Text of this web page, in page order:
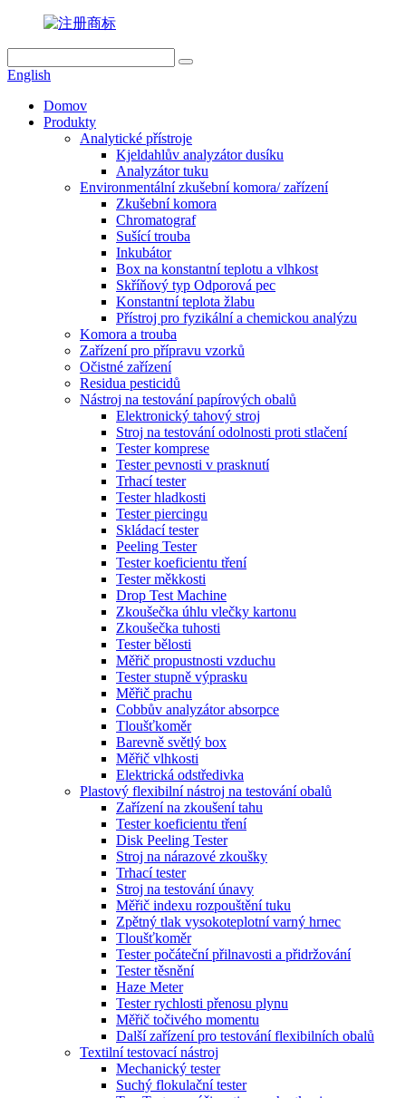
English
Domov
Produkty
Analytické přístroje
Kjeldahlův analyzátor dusíku
Analyzátor tuku
Environmentální zkušební komora/ zařízení
Zkušební komora
Chromatograf
Sušící trouba
Inkubátor
Box na konstantní teplotu a vlhkost
Skříňový typ Odporová pec
Konstantní teplota žlabu
Přístroj pro fyzikální a chemickou analýzu
Komora a trouba
Zařízení pro přípravu vzorků
Očistné zařízení
Residua pesticidů
Nástroj na testování papírových obalů
Elektronický tahový stroj
Stroj na testování odolnosti proti stlačení
Tester komprese
Tester pevnosti v prasknutí
Trhací tester
Tester hladkosti
Tester piercingu
Skládací tester
Peeling Tester
Tester koeficientu tření
Tester měkkosti
Drop Test Machine
Zkoušečka úhlu vlečky kartonu
Zkoušečka tuhosti
Tester bělosti
Měřič propustnosti vzduchu
Tester stupně výprasku
Měřič prachu
Cobbův analyzátor absorpce
Tloušťkoměr
Barevně světlý box
Měřič vlhkosti
Elektrická odstředivka
Plastový flexibilní nástroj na testování obalů
Zařízení na zkoušení tahu
Tester koeficientu tření
Disk Peeling Tester
Stroj na nárazové zkoušky
Trhací tester
Stroj na testování únavy
Měřič indexu rozpouštění tuku
Zpětný tlak vysokoteplotní varný hrnec
Tloušťkoměr
Tester počáteční přilnavosti a přidržování
Tester těsnění
Haze Meter
Tester rychlosti přenosu plynu
Měřič točivého momentu
Další zařízení pro testování flexibilních obalů
Textilní testovací nástroj
Mechanický tester
Suchý flokulační tester